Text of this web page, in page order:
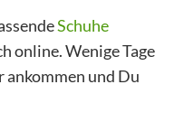
Schuhe
online. Wenige Tage
ankommen und Du